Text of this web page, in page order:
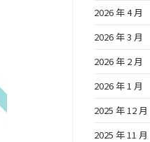
2026 年 4 月
2026 年 3 月
2026 年 2 月
2026 年 1 月
2025 年 12 月
2025 年 11 月